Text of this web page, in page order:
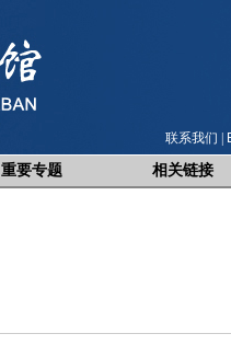
联系我们
重要专题 相关链接